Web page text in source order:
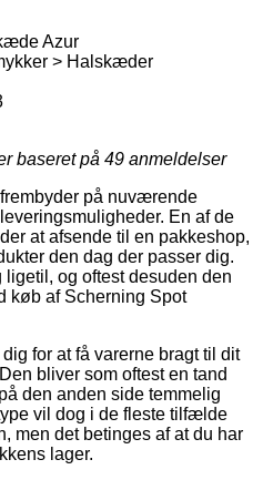
Azur
> Halskæder
baseret på 49 anmeldelser
på nuværende
En af de
at afsende til en pakkeshop,
den dag der passer dig.
og oftest desuden den
køb af Scherning Spot
for at få varerne bragt til dit
bliver som oftest en tand
den anden side temmelig
vil dog i de fleste tilfælde
men det betinges af at du har
lager.